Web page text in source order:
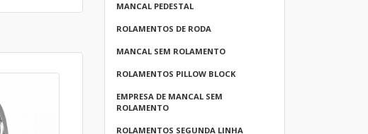
MANCAL PEDESTAL
ROLAMENTOS DE RODA
MANCAL SEM ROLAMENTO
ROLAMENTOS PILLOW BLOCK
EMPRESA DE MANCAL SEM
ROLAMENTO
ROLAMENTOS SEGUNDA LINHA